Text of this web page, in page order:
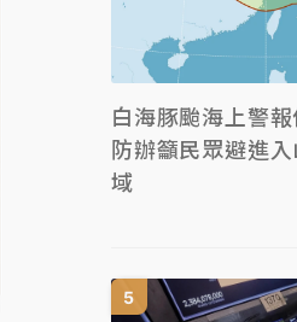
白海豚颱海上警
防辦籲民眾避進
域